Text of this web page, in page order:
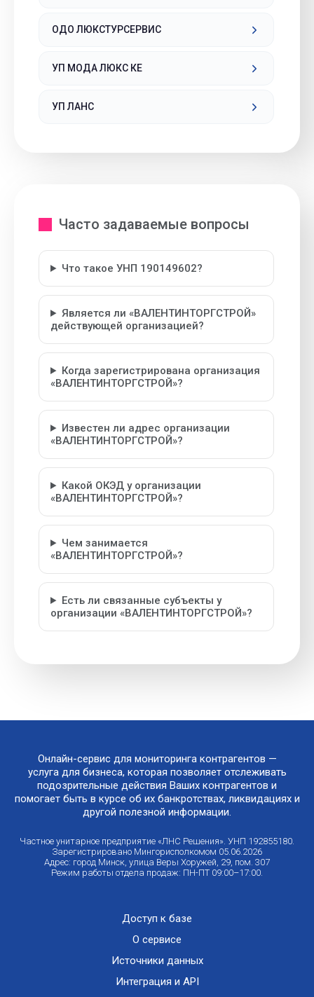
ОДО ЛЮКСТУРСЕРВИС
УП МОДА ЛЮКС КЕ
УП ЛАНС
Часто задаваемые вопросы
Что такое УНП 190149602?
Является ли «ВАЛЕНТИНТОРГСТРОЙ»
действующей организацией?
Когда зарегистрирована организация
«ВАЛЕНТИНТОРГСТРОЙ»?
Известен ли адрес организации
«ВАЛЕНТИНТОРГСТРОЙ»?
Какой ОКЭД у организации
«ВАЛЕНТИНТОРГСТРОЙ»?
Чем занимается
«ВАЛЕНТИНТОРГСТРОЙ»?
Есть ли связанные субъекты у
организации «ВАЛЕНТИНТОРГСТРОЙ»?
Онлайн-сервис для мониторинга контрагентов —
услуга для бизнеса, которая позволяет отслеживать
подозрительные действия Ваших контрагентов и
помогает быть в курсе об их банкротствах, ликвидациях и
другой полезной информации.
Частное унитарное предприятие «ЛНС Решения». УНП 192855180.
Зарегистрировано Мингорисполкомом 05.06.2026
Адрес: город Минск, улица Веры Хоружей, 29, пом. 307
Режим работы отдела продаж: ПН-ПТ 09:00–17:00.
Доступ к базе
О сервисе
Источники данных
Интеграция и API